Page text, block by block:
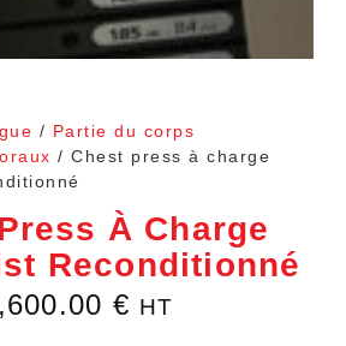
/ Partie du corps
/ Chest press à charge
À Charge
Reconditionné
€ HT